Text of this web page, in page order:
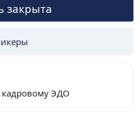
закрыта
ЭДО